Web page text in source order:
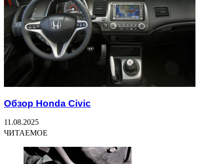
Обзор Honda Civic
11.08.2025
ЧИТАЕМОЕ